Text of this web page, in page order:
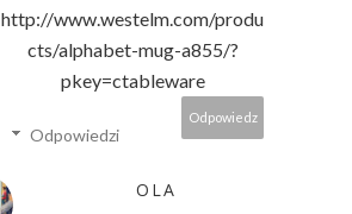
http://www.westelm.com/produ
cts/alphabet-mug-a855/?
pkey=ctableware
Odpowiedz
Odpowiedzi
OLA